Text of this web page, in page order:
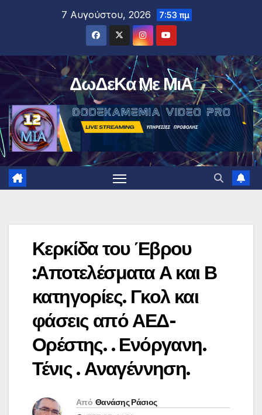
7 Αυγούστου, 2026 7:53 πμ
ΔωΔεΚα Με ΜιΑ
Κερκίδα του Έβρου
:Αποτελέσματα Α και Β
κατηγορίες. Γκολ και
φάσεις από ΑΕΔ-
Ορέστης. . Ενόργανη.
Τένις . Αναγέννηση.
Από Θανάσης Ράσιος